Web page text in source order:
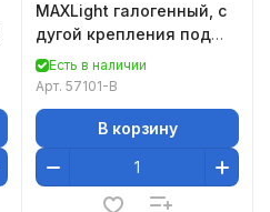
MAXLight галогенный, с
дугой крепления под
установку, черный,
150Вт 57101-B
Есть в наличии
Арт. 57101-B
В корзину